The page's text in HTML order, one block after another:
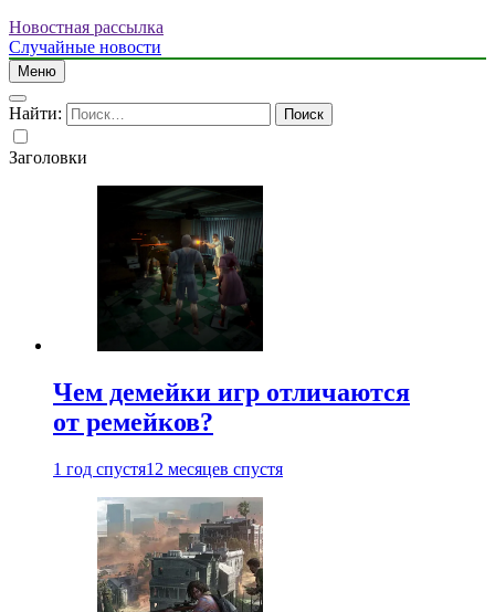
Новостная рассылка
Случайные новости
Меню
Найти:
Заголовки
Чем демейки игр отличаются
от ремейков?
1 год спустя12 месяцев спустя